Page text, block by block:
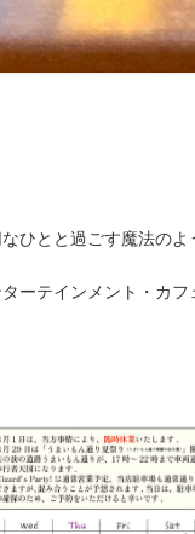
ひとと過ごす魔法のよ
ーテインメント・カフ